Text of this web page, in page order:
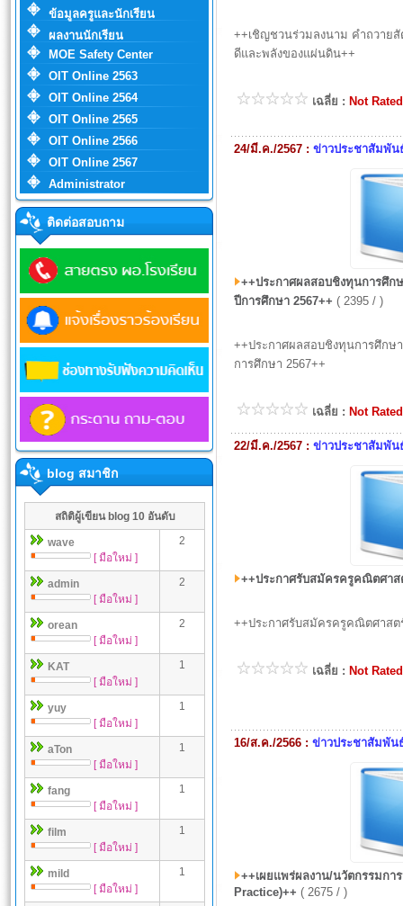
ข้อมูลครูและนักเรียน
ผลงานนักเรียน
MOE Safety Center
OIT Online 2563
OIT Online 2564
OIT Online 2565
OIT Online 2566
OIT Online 2567
Administrator
ติดต่อสอบถาม
blog สมาชิก
สถิติผู้เขียน blog 10 อันดับ
wave
[ มือใหม่ ]
2
admin
[ มือใหม่ ]
2
orean
[ มือใหม่ ]
2
KAT
[ มือใหม่ ]
1
yuy
[ มือใหม่ ]
1
aTon
[ มือใหม่ ]
1
fang
[ มือใหม่ ]
1
film
[ มือใหม่ ]
1
mild
[ มือใหม่ ]
1
++เชิญชวนร่วมลงนาม คำถวาย
ดีและพลังของแผ่นดิน++
เฉลี่ย : Not Rated
24/มี.ค./2567 : ข่าวประชาสัมพัน
++ประกาศผลสอบชิงทุนการศึ
ปีการศึกษา 2567++ ( 2395 / )
++ประกาศผลสอบชิงทุนการศึก
การศึกษา 2567++
เฉลี่ย : Not Rated
22/มี.ค./2567 : ข่าวประชาสัมพัน
++ประกาศรับสมัครครูคณิตศาส
++ประกาศรับสมัครครูคณิตศาสต
เฉลี่ย : Not Rated
16/ส.ค./2566 : ข่าวประชาสัมพัน
++เผยแพร่ผลงาน/นวัตกรรมกา
Practice)++ ( 2675 / )